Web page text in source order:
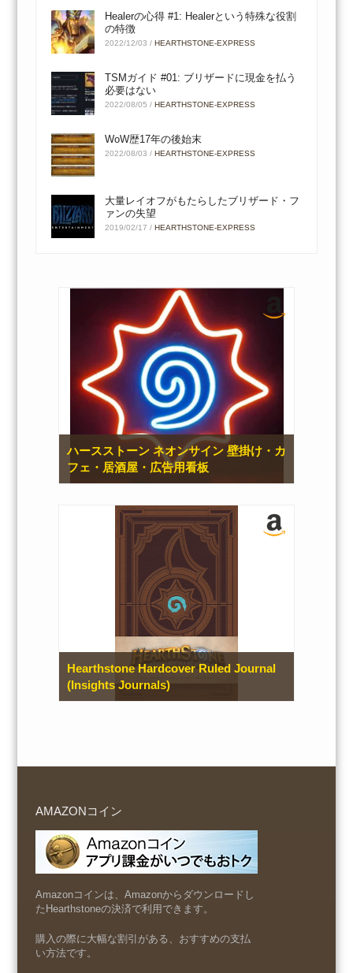
Healerの心得 #1: Healerという特殊な役割
の特徴
2022/12/03 /HEARTHSTONE-EXPRESS
TSMガイド #01: ブリザードに現金を払う
必要はない
2022/08/05 /HEARTHSTONE-EXPRESS
WoW歴17年の後始末
2022/08/03 /HEARTHSTONE-EXPRESS
大量レイオフがもたらしたブリザード・フ
ァンの失望
2019/02/17 /HEARTHSTONE-EXPRESS
ハースストーン ネオンサイン 壁掛け・カ
フェ・居酒屋・広告用看板
Hearthstone Hardcover Ruled Journal
(Insights Journals)
AMAZONコイン
Amazonコインは、Amazonからダウンロードし
たHearthstoneの決済で利用できます。
購入の際に大幅な割引がある、おすすめの支払
い方法です。